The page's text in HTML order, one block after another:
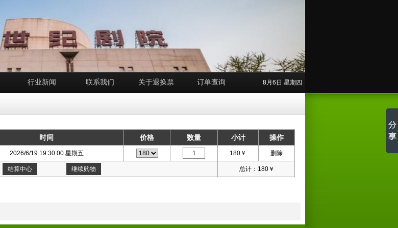
行业新闻 联系我们 关于退换票 订单查询 8月6日 星期四
时间 价格 数量 小计 操作
2026/6/19 19:30:00 星期五 180 ￥ 删除
结算中心 继续购物 总计： 180 ￥